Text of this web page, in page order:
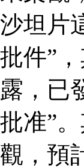
沙坦片
批件”
露，已
批准”
觀，預